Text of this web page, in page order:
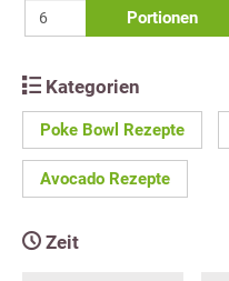
Portionen
Kategorien
Poke Bowl Rezepte
Avocado Rezepte
Zeit